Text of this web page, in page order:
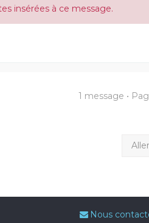
insérées à ce message.
1 message •
Aller
Nous